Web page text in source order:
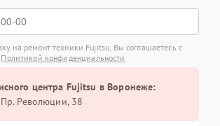
на ремонт техники Fujitsu, Вы соглашаетесь с
Политикой конфиденциальности
центра Fujitsu в Воронеже:
Революции, 38